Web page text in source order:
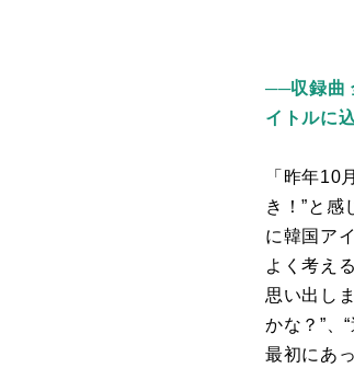
──収録曲
イトルに
「昨年10
き！”と感
に韓国ア
よく考え
思い出し
かな？”、
最初にあ